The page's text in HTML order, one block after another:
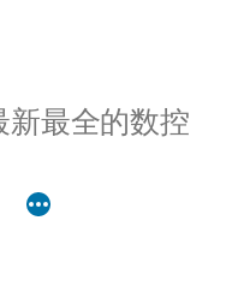
新最全的数控